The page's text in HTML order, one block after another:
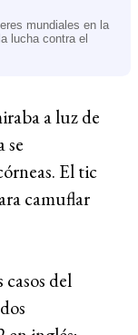
mundiales en la
lucha contra el
a luz de
se
El tic
camuflar
del